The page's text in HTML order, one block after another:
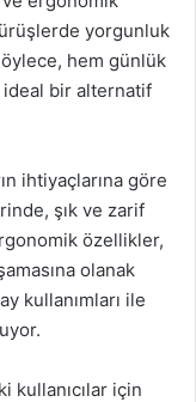
yorgunluk
hem günlük
ideal bir alternatif
ihtiyaçlarına göre
şık ve zarif
özellikler,
olanak
kullanımları ile
kullanıcılar için